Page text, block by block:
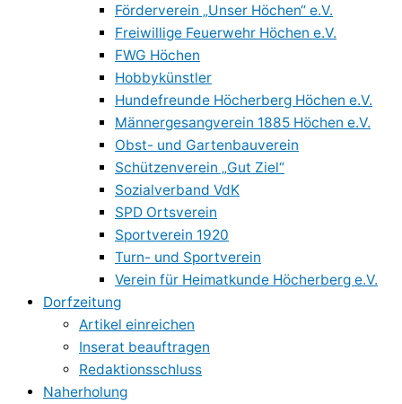
Förderverein „Unser Höchen“ e.V.
Freiwillige Feuerwehr Höchen e.V.
FWG Höchen
Hobbykünstler
Hundefreunde Höcherberg Höchen e.V.
Männergesangverein 1885 Höchen e.V.
Obst- und Gartenbauverein
Schützenverein „Gut Ziel“
Sozialverband VdK
SPD Ortsverein
Sportverein 1920
Turn- und Sportverein
Verein für Heimatkunde Höcherberg e.V.
Dorfzeitung
Artikel einreichen
Inserat beauftragen
Redaktionsschluss
Naherholung